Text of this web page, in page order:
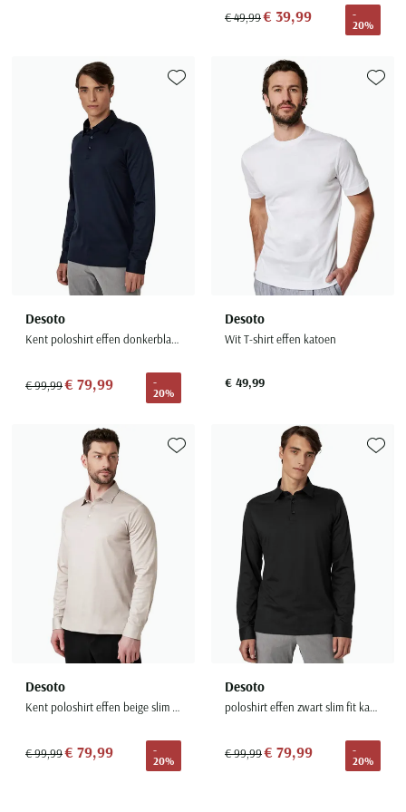
State of Art
Superdry
Tenson
Thomas Maine
Tommy Hilfiger
Tramarossa
UBR
Vanguard
Wellington of Billmore
William Lockie
Xacus
€ 49,99€ 39,99
-
20%
Desoto
Kent poloshirt effen donkerblauw slim fit
€ 99,99€ 79,99
-
20%
Toevoegen aan favorieten
Desoto
Wit T-shirt effen katoen
€ 49,99
Desoto
Kent poloshirt effen beige slim fit katoen
€ 99,99€ 79,99
-
20%
Toevoegen aan favorieten
Desoto
poloshirt effen zwart slim fit katoen
€ 99,99€ 79,99
-
20%